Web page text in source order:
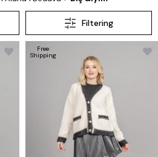
Filtering
Free
Shipping